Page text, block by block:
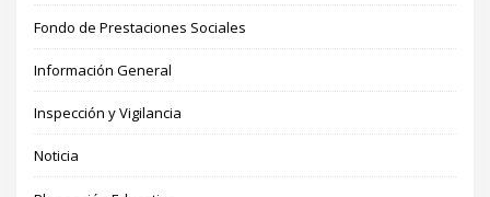
Fondo de Prestaciones Sociales
Información General
Inspección y Vigilancia
Noticia